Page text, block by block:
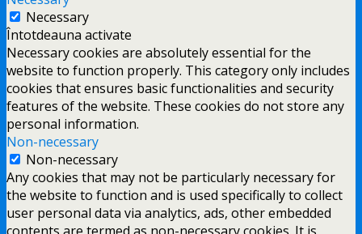
Necessary
Întotdeauna activate
Necessary cookies are absolutely essential for the
website to function properly. This category only includes
cookies that ensures basic functionalities and security
features of the website. These cookies do not store any
personal information.
Non-necessary
Non-necessary
Any cookies that may not be particularly necessary for
the website to function and is used specifically to collect
user personal data via analytics, ads, other embedded